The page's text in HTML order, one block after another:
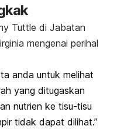
Tuttle di Jabatan
mengenai perihal
anda untuk melihat
yang ditugaskan
nutrien ke tisu-tisu
tidak dapat dilihat.”